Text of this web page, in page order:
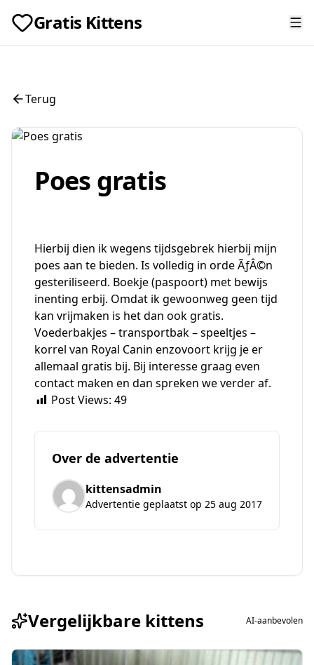
Gratis Kittens
Terug
Poes gratis
Hierbij dien ik wegens tijdsgebrek hierbij mijn
poes aan te bieden. Is volledig in orde ÃƒÂ©n
gesteriliseerd. Boekje (paspoort) met bewijs
inenting erbij. Omdat ik gewoonweg geen tijd
kan vrijmaken is het dan ook gratis.
Voederbakjes – transportbak – speeltjes –
korrel van Royal Canin enzovoort krijg je er
allemaal gratis bij. Bij interesse graag even
contact maken en dan spreken we verder af.
Post Views: 49
Over de advertentie
kittensadmin
Advertentie geplaatst op 25 aug 2017
Vergelijkbare kittens AI-aanbevolen